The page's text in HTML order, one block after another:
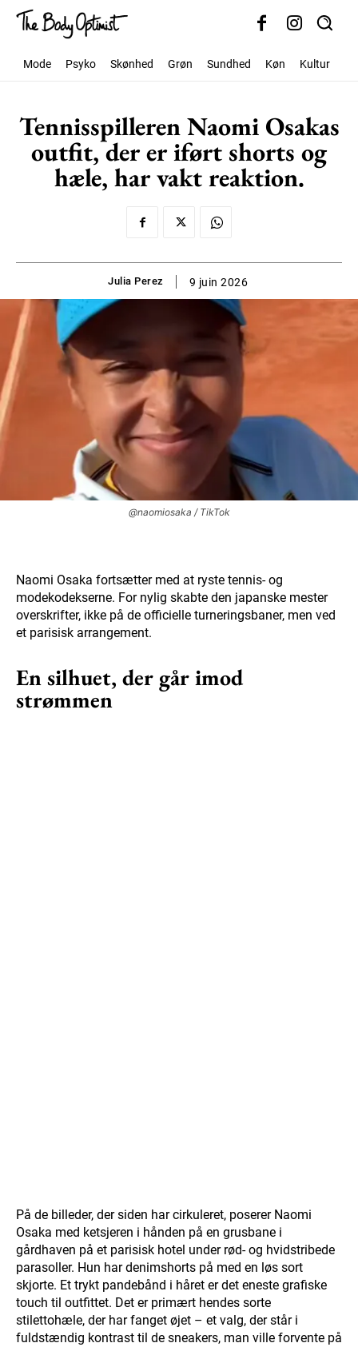
Mode Psyko Skønhed Grøn Sundhed Køn Kultur
Tennisspilleren Naomi Osakas
outfit, der er iført shorts og
hæle, har vakt reaktion.
Julia Perez 9 juin 2026
@naomiosaka / TikTok
Naomi Osaka fortsætter med at ryste tennis- og
modekodekserne. For nylig skabte den japanske mester
overskrifter, ikke på de officielle turneringsbaner, men ved
et parisisk arrangement.
En silhuet, der går imod
strømmen
På de billeder, der siden har cirkuleret, poserer Naomi
Osaka med ketsjeren i hånden på en grusbane i
gårdhaven på et parisisk hotel under rød- og hvidstribede
parasoller. Hun har denimshorts på med en løs sort
skjorte. Et trykt pandebånd i håret er det eneste grafiske
touch til outfittet. Det er primært hendes sorte
stilettohæle, der har fanget øjet – et valg, der står i
fuldstændig kontrast til de sneakers, man ville forvente på